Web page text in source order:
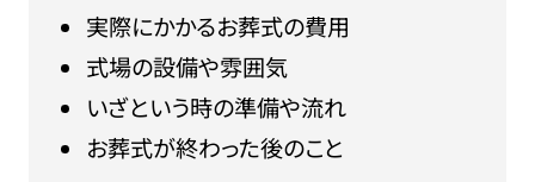
実際にかかるお葬式の費用
式場の設備や雰囲気
いざという時の準備や流れ
お葬式が終わった後のこと